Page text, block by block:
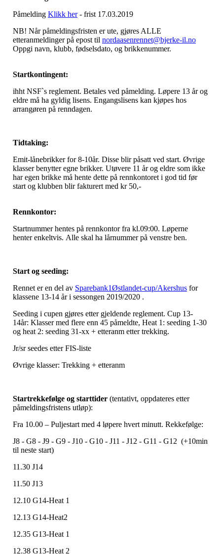
Påmelding Klikk her- frist 17.03.2019
NB! Når påmeldingsfristen er ute, gjøres ALLE
etteranmeldinger på epost til nordaasenrennet@bjerke-il.no
Oppgi navn, klubb, fødselsdato, og brikkenummer.
Startkontingent:
ihht NSF`s reglement. Betales ved påmelding. Løpere 13 år og
eldre må ha gyldig lisens. Engangslisens kan kjøpes hos
arrangøren på renndagen.
Tidtaking:
Emit-lånebrikker for 8-10år. Disse blir påsatt ved start. Øvrige
klasser benytter egne brikker. Utøvere 11 år og eldre som ikke
har egen brikke må hente dette på rennkontoret i god tid før
start og klubben blir fakturert med kr 50,-
Rennkontor:
Startnummer hentes på rennkontor fra kl.09:00. Løperne
henter enkeltvis. Alle skal ha lårnummer på venstre ben.
Start og seeding:
Rennet er en del av Sparebank1Østlandet-cup/Akershus for
klassene 13-14 år i sessongen 2019/2020 .
Seeding i cupen gjøres etter gjeldende reglement. Cup 13-
14år: Klasser med flere enn 45 påmeldte, Heat 1: seeding 1-30
og heat 2: seeding 31-xx + etteranm etter trekking.
Jr/sr seedes etter FIS-liste
Øvrige klasser: Trekking + etteranm
Startrekkefølge og starttider (tentativt, oppdateres etter
påmeldingsfristens utløp):
Fra 10.00 – Puljestart med 4 løpere hvert minutt. Rekkefølge:
J8 - G8 - J9 - G9 - J10 - G10 - J11 - J12 - G11 - G12 (+10min
til neste start)
11.30 J14
11.50 J13
12.10 G14-Heat 1
12.13 G14-Heat2
12.35 G13-Heat 1
12.38 G13-Heat 2